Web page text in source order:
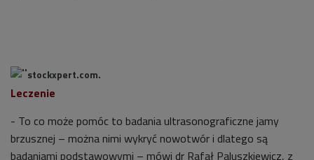
stockxpert.com.
Leczenie
- To co może pomóc to badania ultrasonograficzne jamy
brzusznej – można nimi wykryć nowotwór i dlatego są
badaniami podstawowymi – mówi dr Rafał Paluszkiewicz, z